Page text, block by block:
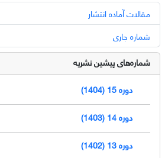
مقالات آماده انتشار
شماره جاری
شماره‌های پیشین نشریه
دوره 15 (1404)
دوره 14 (1403)
دوره 13 (1402)